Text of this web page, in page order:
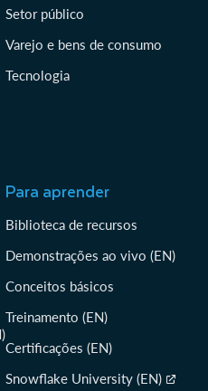
Setor público
Varejo e bens de consumo
Tecnologia
Para aprender
Biblioteca de recursos
Demonstrações ao vivo (EN)
Conceitos básicos
Treinamento (EN)
Certificações (EN)
Snowflake University (EN)